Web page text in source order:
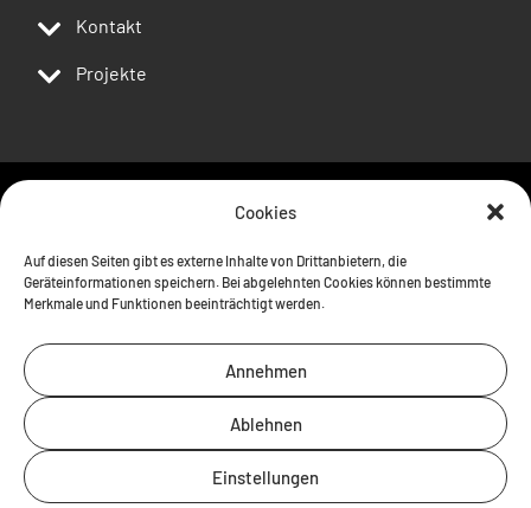
Cookies
Auf diesen Seiten gibt es externe Inhalte von Drittanbietern, die
Geräteinformationen speichern. Bei abgelehnten Cookies können bestimmte
Merkmale und Funktionen beeinträchtigt werden.
Annehmen
Ablehnen
Einstellungen
Kontakt
Projekte
Impressum Datenschutz